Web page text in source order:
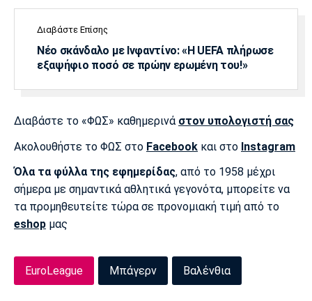
Διαβάστε Επίσης
Νέο σκάνδαλο με Ινφαντίνο: «Η UEFA πλήρωσε
εξαψήφιο ποσό σε πρώην ερωμένη του!»
Διαβάστε το «ΦΩΣ» καθημερινά στον υπολογιστή σας
Ακολουθήστε το ΦΩΣ στο Facebook και στο Instagram
Όλα τα φύλλα της εφημερίδας, από το 1958 μέχρι
σήμερα με σημαντικά αθλητικά γεγονότα, μπορείτε να
τα προμηθευτείτε τώρα σε προνομιακή τιμή από το
eshop μας
EuroLeague Μπάγερν Βαλένθια